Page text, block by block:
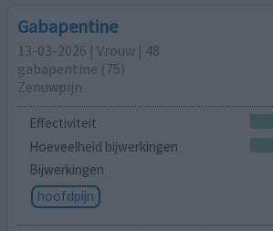
Gabapentine
13-03-2026 | Vrouw | 48
gabapentine (75)
Zenuwpijn
Effectiviteit
Hoeveelheid bijwerkingen
Bijwerkingen
hoofdpijn